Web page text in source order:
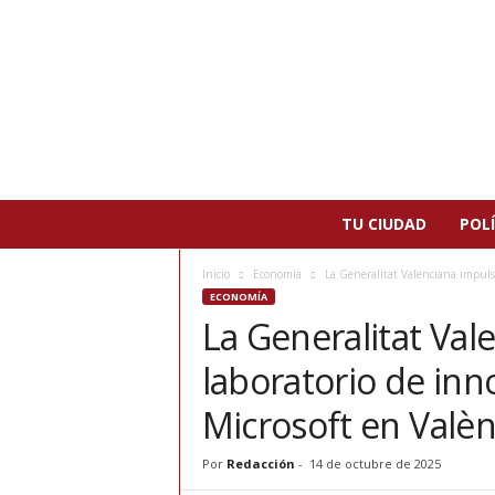
TU CIUDAD
Inicio Economía La Generalitat Valenciana
ECONOMÍA
La Generalitat
laboratorio de
Microsoft en
Por Redacción - 14 de octubre de 2025